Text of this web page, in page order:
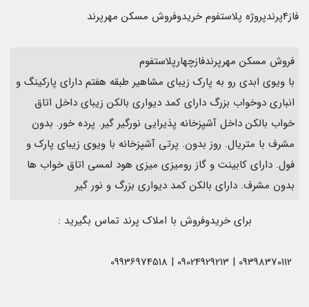
فاز4پرندپروژه پلاستفوم خریدوفروش مسکن مهرپرند
فروش مسکن مهرپرندفازچهارپلاستفوم
با ویوی ابدی رو به پارک زیبای مشاهیر طبقه هفتم دارای پارکینگ و
انباری دوخواب بزرگ دارای کمد دیواری بالکن زیبای داخل اتاق
خواب بالکن داخل آشپزخانه پذیرایی نورگیر گیر. پرده خور. بدون
مشرف با متریال. روز بدون. پرتی آشپزخانه با ویوی زیبای پارک و
فول. دارای کابینت و گاز رومیزی میزی هود لمسی اتاق خواب ها
بدون مشرف. دارای بالکن کمد دیواری بزرگ و نور گیر
برای خریدوفروش با املاک پرند تماس بگیرید :